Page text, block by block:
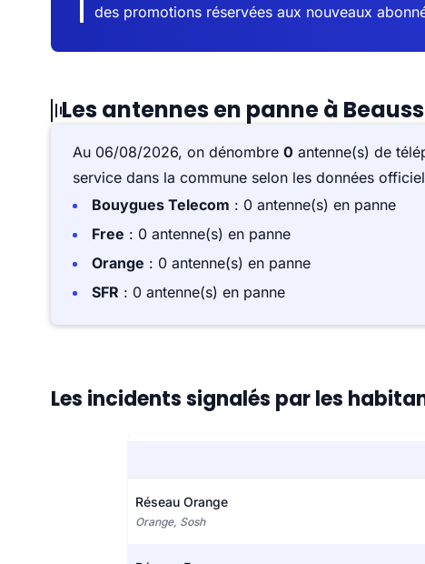
des promotions réservées aux nouveaux
Les antennes en panne à
Au 06/08/2026, on dénombre 0 antenne(s) de
service dans la commune selon les données
Bouygues Telecom : 0 antenne(s) en panne
Free : 0 antenne(s) en panne
Orange : 0 antenne(s) en panne
SFR : 0 antenne(s) en panne
Les incidents signalés par les
Réseau Orange
Orange, Sosh